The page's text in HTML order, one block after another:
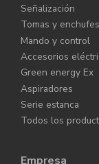
Señalización
Tomas y enchufes
Mando y control
Accesorios
Green energy Ex
Aspiradores
Serie estanca
Todos los
Empresa